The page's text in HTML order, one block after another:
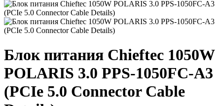
Блок питания Chieftec 1050W
POLARIS 3.0 PPS-1050FC-A3
(PCIe 5.0 Connector Cable